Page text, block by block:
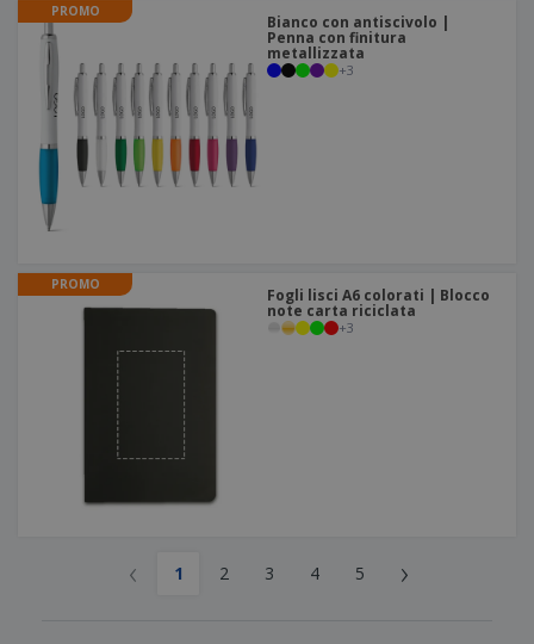
PROMO
Bianco con antiscivolo |
Penna con finitura
metallizzata
+3
PROMO
Fogli lisci A6 colorati | Blocco
note carta riciclata
+3
‹ 1 2 3 4 5 ›